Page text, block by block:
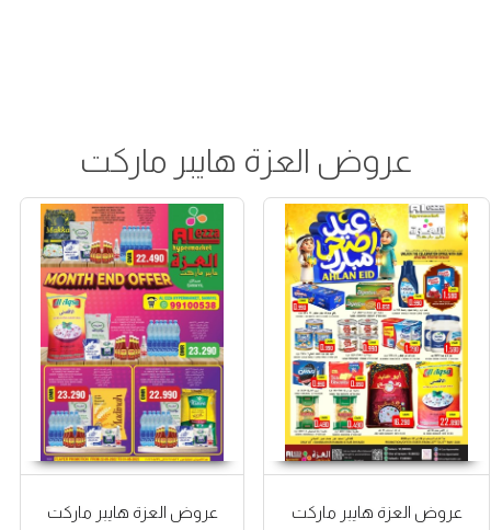
عروض العزة هايبر ماركت
عروض العزة هايبر ماركت عروض العزة هايبر ماركت